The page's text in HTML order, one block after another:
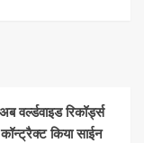
वर्ल्डवाइड रिकॉर्ड्स
किया साईन